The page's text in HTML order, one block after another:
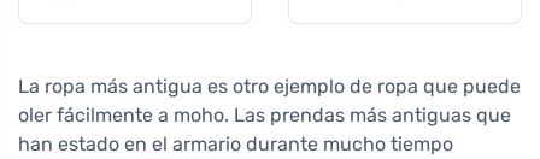
La ropa más antigua es otro ejemplo de ropa que puede
oler fácilmente a moho. Las prendas más antiguas que
han estado en el armario durante mucho tiempo